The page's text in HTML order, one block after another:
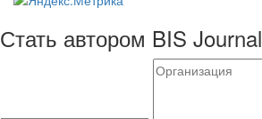
Стать автором BIS Journal